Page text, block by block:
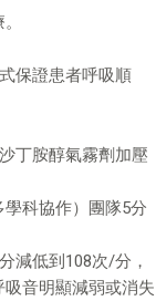
保證患者呼吸順
丁胺醇氣霧劑加壓
科協作）團隊5分
減低到108次/分，
音明顯減弱或消失